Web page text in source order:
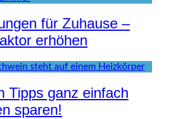
für Zuhause –
erhöhen
Tipps ganz einfach
sparen!